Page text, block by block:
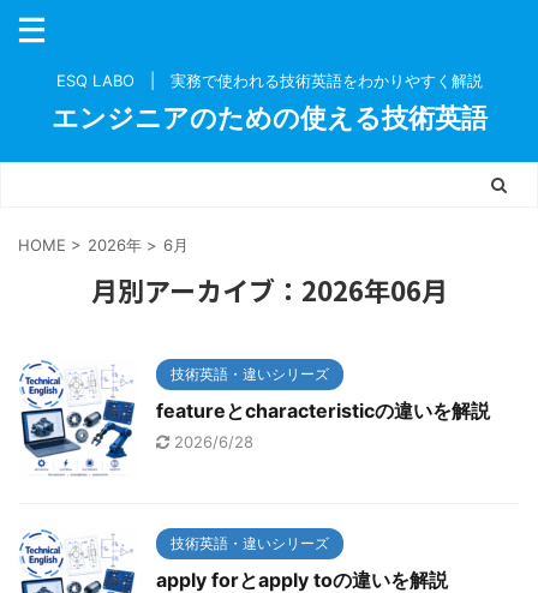
ESQ LABO | 実務で使われる技術英語をわかりやすく解説
エンジニアのための使える技術英語
HOME > 2026年 > 6月
月別アーカイブ：2026年06月
技術英語・違いシリーズ
featureとcharacteristicの違いを解説
2026/6/28
技術英語・違いシリーズ
apply forとapply toの違いを解説